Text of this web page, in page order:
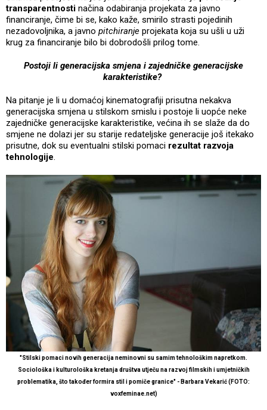
transparentnosti načina odabiranja projekata za javno
financiranje, čime bi se, kako kaže, smirilo strasti pojedinih
nezadovoljnika, a javno pitchiranje projekata koja su ušli u uži
krug za financiranje bilo bi dobrodošli prilog tome.
Postoji li generacijska smjena i zajedničke generacijske
karakteristike?
Na pitanje je li u domaćoj kinematografiji prisutna nekakva
generacijska smjena u stilskom smislu i postoje li uopće neke
zajedničke generacijske karakteristike, većina ih se slaže da do
smjene ne dolazi jer su starije redateljske generacije još itekako
prisutne, dok su eventualni stilski pomaci rezultat razvoja
tehnologije.
"Stilski pomaci novih generacija neminovni su samim tehnološkim napretkom.
Sociološka i kulturološka kretanja društva utječu na razvoj filmskih i umjetničkih
problematika, što također formira stil i pomiče granice" - Barbara Vekarić (FOTO:
voxfeminae.net)